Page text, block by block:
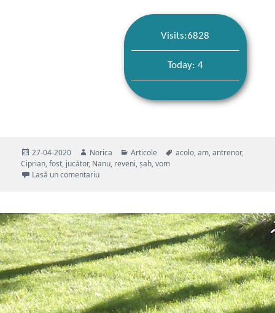
Visits:6828
Today: 4
Publicat
pe
27-04-2020 Autor
Norica Categorii
Articole Etichete
acolo,am,antrenor,
Ciprian,fost, jucător, Nanu, reveni,șah,vom
Lasă un comentariula Ciprian Nanu – de la jucător la